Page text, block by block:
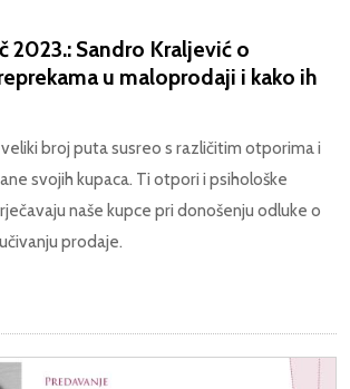
2023.: Sandro Kraljević o
u maloprodaji i kako ih
broj puta susreo s različitim otporima i
svojih kupaca. Ti otpori i psihološke
naše kupce pri donošenju odluke o
prodaje.